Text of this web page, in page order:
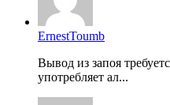
ErnestToumb
Вывод из запоя
употребляет ал...